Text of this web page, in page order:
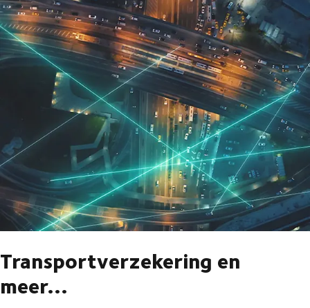
Transportverzekering en
meer...